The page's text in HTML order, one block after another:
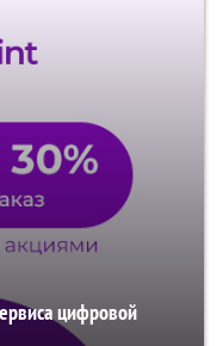
цифровой